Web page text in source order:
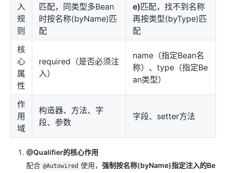
入
规
则
匹配，同类型多Bean
时按名称(byName)匹
配
e)匹配，找不到名称
再按类型(byType)匹
配
核
心
属
性
required（是否必须注
入）
name（指定Bean名
称）、type（指定Be
an类型）
作
用
域
构造器、方法、字
段、参数
字段、setter方法
@Qualifier的核心作用
配合 @Autowired 使用， 强制按名称(byName)指定注入的Be